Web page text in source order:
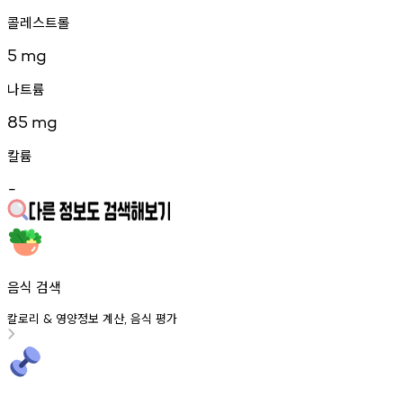
콜레스트롤
5 mg
나트륨
85 mg
칼륨
-
음식 검색
칼로리 & 영양정보 계산, 음식 평가